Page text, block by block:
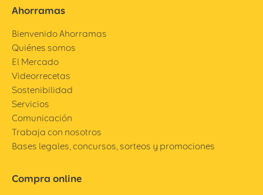
Ahorramas
Bienvenido Ahorramas
Quiénes somos
El Mercado
Videorrecetas
Sostenibilidad
Servicios
Comunicación
Trabaja con nosotros
Bases legales, concursos, sorteos y promociones
Compra online